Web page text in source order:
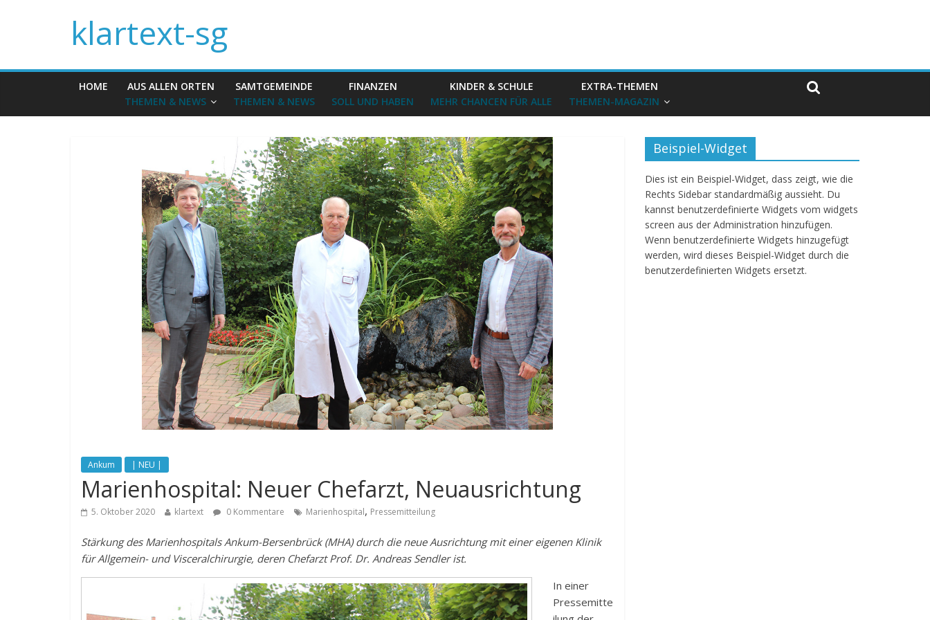
klartext-sg
HOME
AUS ALLEN ORTEN
THEMEN & NEWS
SAMTGEMEINDE
THEMEN & NEWS
FINANZEN
SOLL UND HABEN
KINDER & SCHULE
MEHR CHANCEN FÜR ALLE
EXTRA-THEMEN
THEMEN-MAGAZIN
Ankum | NEU |
Marienhospital: Neuer Chefarzt, Neuausrichtung
5. Oktober 2020 klartext 0 Kommentare Marienhospital, Pressemitteilung
Stärkung des Marienhospitals Ankum-Bersenbrück (MHA) durch die neue Ausrichtung mit einer eigenen Klinik
für Allgemein- und Visceralchirurgie, deren Chefarzt Prof. Dr. Andreas Sendler ist.
In einer
Pressemitte
Beispiel-Widget
Dies ist ein Beispiel-Widget, dass zeigt, wie die
Rechts Sidebar standardmäßig aussieht. Du
kannst benutzerdefinierte Widgets vom widgets
screen aus der Administration hinzufügen.
Wenn benutzerdefinierte Widgets hinzugefügt
werden, wird dieses Beispiel-Widget durch die
benutzerdefinierten Widgets ersetzt.